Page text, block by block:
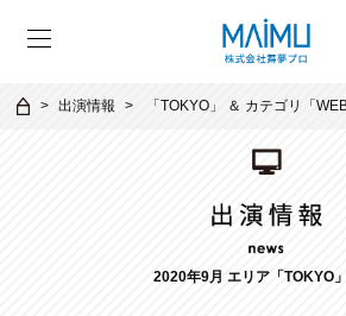
出演情報 「TOKYO 」 ＆ カテゴリ「
2020年9月 エリア「TOKYO